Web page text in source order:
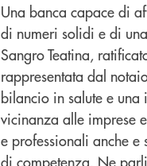
Una banca capace di
di numeri solidi e di
Sangro Teatina,
rappresentata dal
bilancio in salute e
vicinanza alle imprese
e professionali anche
di competenza. Ne